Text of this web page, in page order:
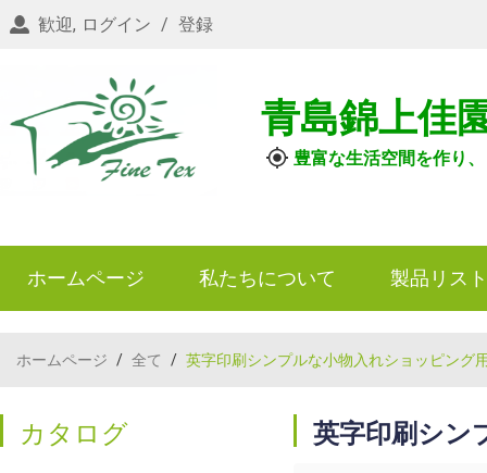
歓迎, ログイン / 登録
青島錦上佳
豊富な生活空間を作り
ホームページ 私たちについて 製品リスト
ホームページ / 全て / 英字印刷シンプルな小物入れショッピング
カタログ 英字印刷シン